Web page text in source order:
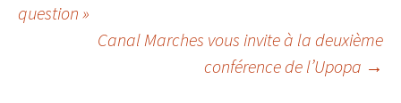
des
question »
Canal Marches vous invite à la deuxième
conférence de l’Upopa →